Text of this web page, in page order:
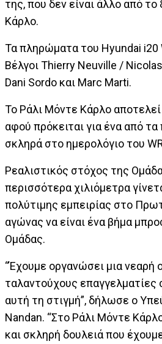
της, που δεν είναι άλλο από
Κάρλο.
Τα πληρώματα του Hyundai i20
Βέλγοι Thierry Neuville / Nicolas
Dani Sordo και Marc Marti.
Το Ράλι Μόντε Κάρλο
αφού πρόκειται για ένα από
σκληρά στο ημερολόγιο του
Ρεαλιστικός στόχος της
περισσότερα χιλιόμετρα
πολύτιμης εμπειρίας στο
αγώνας να είναι ένα βήμα
Ομάδας.
“Έχουμε οργανώσει μια νεαρή
ταλαντούχους επαγγελματίες
αυτή τη στιγμή”, δήλωσε ο
Nandan. “Στο Ράλι Μόντε
και σκληρή δουλειά που